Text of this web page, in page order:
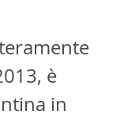
è
in